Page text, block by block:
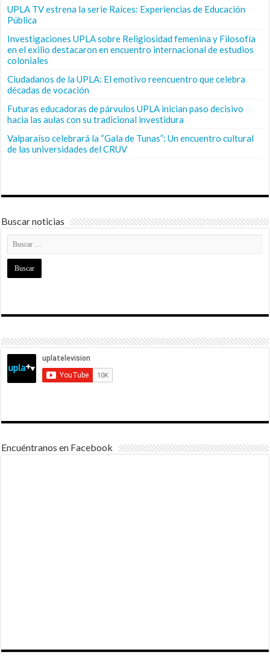
UPLA TV estrena la serie Raíces: Experiencias de Educación
Pública
Investigaciones UPLA sobre Religiosidad femenina y Filosofía
en el exilio destacaron en encuentro internacional de estudios
coloniales
Ciudadanos de la UPLA: El emotivo reencuentro que celebra
décadas de vocación
Futuras educadoras de párvulos UPLA inician paso decisivo
hacia las aulas con su tradicional investidura
Valparaíso celebrará la “Gala de Tunas”: Un encuentro cultural
de las universidades del CRUV
Buscar noticias
Encuéntranos en Facebook